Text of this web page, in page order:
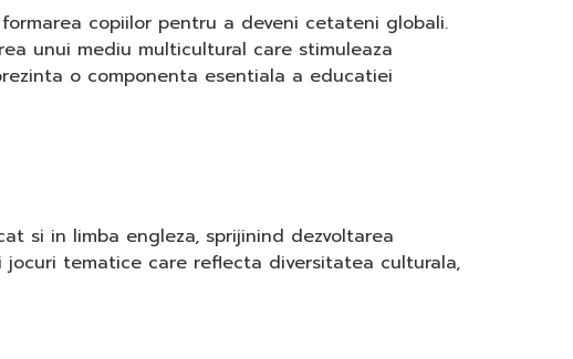
copiilor pentru a deveni cetateni globali.
unui mediu multicultural care stimuleaza
o componenta esentiala a educatiei
si in limba engleza, sprijinind dezvoltarea
tematice care reflecta diversitatea culturala,